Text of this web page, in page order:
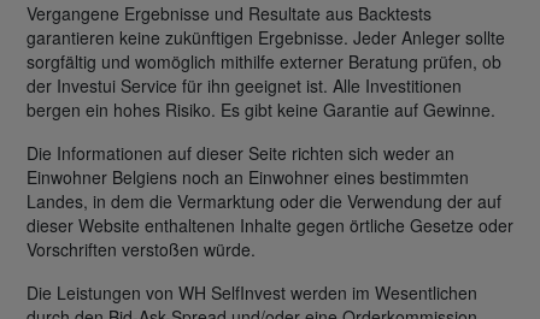
Vergangene Ergebnisse und Resultate aus Backtests
garantieren keine zukünftigen Ergebnisse. Jeder Anleger sollte
sorgfältig und womöglich mithilfe externer Beratung prüfen, ob
der Investui Service für ihn geeignet ist. Alle Investitionen
bergen ein hohes Risiko. Es gibt keine Garantie auf Gewinne.
Die Informationen auf dieser Seite richten sich weder an
Einwohner Belgiens noch an Einwohner eines bestimmten
Landes, in dem die Vermarktung oder die Verwendung der auf
dieser Website enthaltenen Inhalte gegen örtliche Gesetze oder
Vorschriften verstoßen würde.
Die Leistungen von WH SelfInvest werden im Wesentlichen